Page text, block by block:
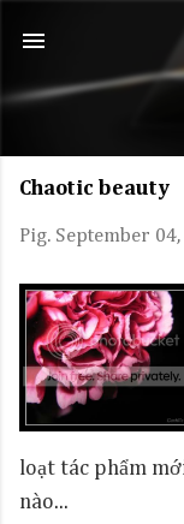
Chaotic beauty
Pig. September
loạt tác phẩm
nào...